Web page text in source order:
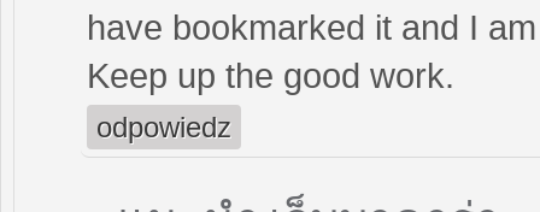
have bookmarked it and I
Keep up the good work.
odpowiedz